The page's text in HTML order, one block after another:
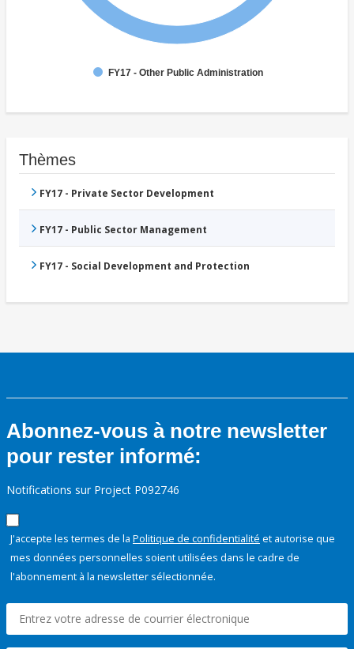
FY17 - Other Public Administration
Thèmes
FY17 - Private Sector Development
FY17 - Public Sector Management
FY17 - Social Development and Protection
Abonnez-vous à notre newsletter
pour rester informé:
Notifications sur Project P092746
J'accepte les termes de la Politique de confidentialité et autorise que
mes données personnelles soient utilisées dans le cadre de
l'abonnement à la newsletter sélectionnée.